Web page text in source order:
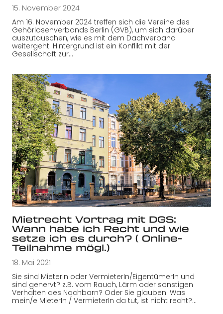
15. November 2024
Am 16. November 2024 treffen sich die Vereine des
Gehörlosenverbands Berlin (GVB), um sich darüber
auszutauschen, wie es mit dem Dachverband
weitergeht. Hintergrund ist ein Konflikt mit der
Gesellschaft zur…
Mietrecht Vortrag mit DGS:
Wann habe ich Recht und wie
setze ich es durch? ( Online-
Teilnahme mögl.)
18. Mai 2021
Sie sind MieterIn oder VermieterIn/EigentümerIn und
sind genervt? z.B. vom Rauch, Lärm oder sonstigen
Verhalten des Nachbarn? Oder Sie glauben: Was
mein/e MieterIn / VermieterIn da tut, ist nicht recht?…